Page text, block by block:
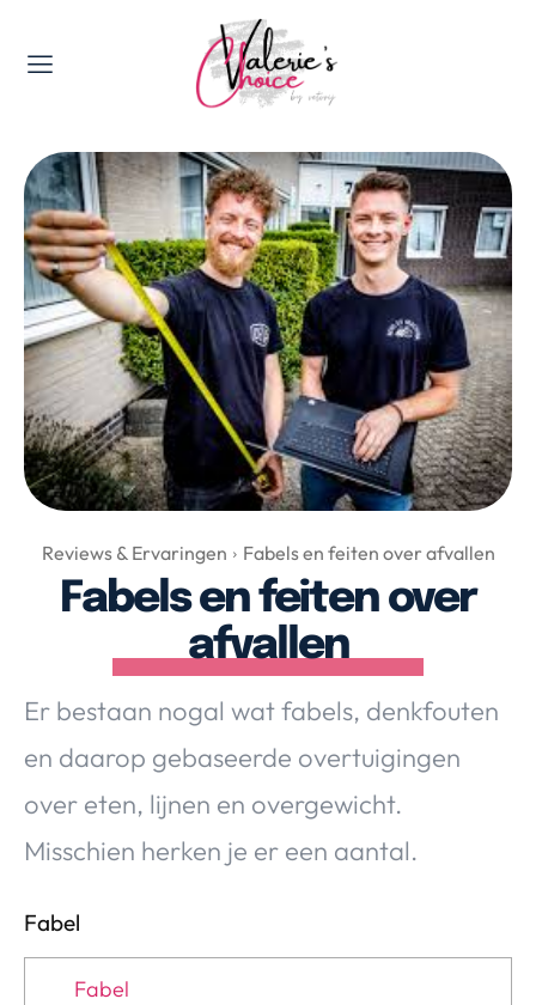
Valerie's Topics
Travel & Culture
Food & Drinks
Happyness & Opmerkelijk
Lifestyle, Sport & Duurzaamheid
Gadgets & Tech
Top 5 van Valerie
Health & Beauty
Huis & Tuin
Nieuws & Media
Over Valerie
Over Valerie
De Top 5
VALERIE'S CHOICE
Food & Drinks Health & Beauty Gadgets
Huis & Tuin
Travel
Lifestyle
Reviews & Ervaringen Fabels en feiten over afvallen
Fabels en feiten over
afvallen
Er bestaan nogal wat fabels, denkfouten
en daarop gebaseerde overtuigingen
over eten, lijnen en overgewicht.
Misschien herken je er een aantal.
Fabel
Fabel